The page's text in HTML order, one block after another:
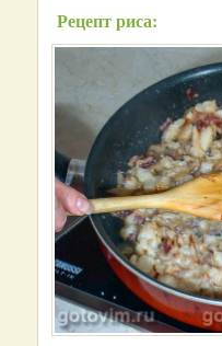
Рецепт риса: